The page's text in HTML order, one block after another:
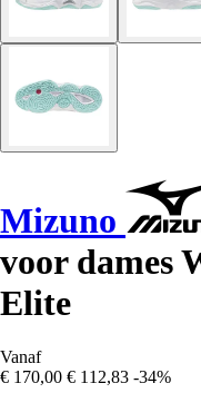
Mizuno
voor dames
Elite
Vanaf
€ 170,00 € 112,83 -34%